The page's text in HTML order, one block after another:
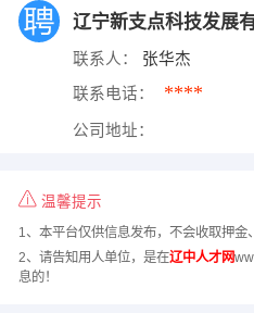
辽宁新支点科技发展
联系人： 张华杰
联系电话： ****
公司地址：
温馨提示
1、本平台仅供信息发布，不会收取押金
2、请告知用人单位，是在辽中人才网
息的！